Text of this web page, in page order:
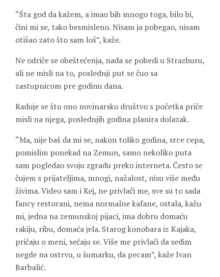
“Šta god da kažem, a imao bih mnogo toga, bilo bi,
čini mi se, tako besmisleno. Nisam ja pobegao, nisam
otišao zato što sam loš”, kaže.
Ne odriče se obeštećenja, nada se pobedi u Strazburu,
ali ne misli na to, poslednji put se čuo sa
zastupnicom pre godinu dana.
Raduje se što ono novinarsko društvo s početka priče
misli na njega, poslednjih godina planira dolazak.
“Ma, nije baš da mi se, nakon toliko godina, srce cepa,
pomislim ponekad na Zemun, samo nekoliko puta
sam pogledao svoju zgradu preko interneta. Često se
čujem s prijateljima, mnogi, nažalost, nisu više među
živima. Video sam i Kej, ne privlači me, sve su to sada
fancy restorani, nema normalne kafane, ostala, kažu
mi, jedna na zemunskoj pijaci, ima dobru domaću
rakiju, ribu, domaća jela. Starog konobara iz Kajaka,
pričaju o meni, sećaju se. Više me privlači da sedim
negde na ostrvu, u šumarku, da pecam”, kaže Ivan
Barbalić.